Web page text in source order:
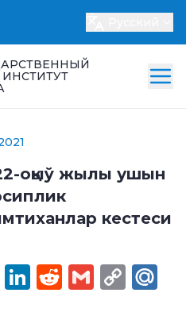
оқыў жылы ушын
кестеси
WhatsApp
LinkedIn
Reddit
Gmail